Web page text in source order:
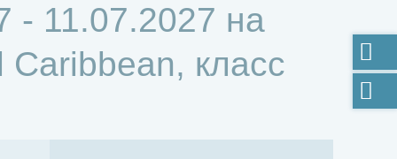
- 11.07.2027 на
класс